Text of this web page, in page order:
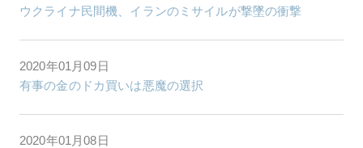
ウクライナ民間機、イランのミサイルが撃墜の衝撃
2020年01月09日
有事の金のドカ買いは悪魔の選択
2020年01月08日